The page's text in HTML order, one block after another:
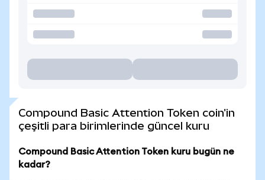
Compound Basic Attention Token coin'in
çeşitli para birimlerinde güncel kuru
Compound Basic Attention Token kuru bugün ne
kadar?